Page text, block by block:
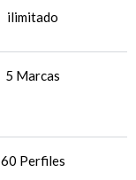
ilimitado
5 Marcas
60 Perfiles